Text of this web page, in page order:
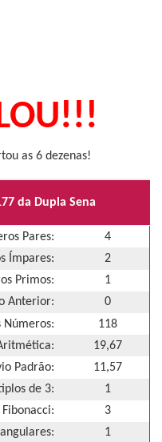
as 6 dezenas!
da Dupla Sena
Pares:
4
Ímpares:
2
Primos:
1
Anterior:
0
Números:
118
19,67
Padrão:
11,57
de 3:
1
3
1